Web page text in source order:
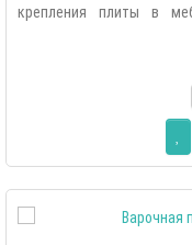
крепления плиты в